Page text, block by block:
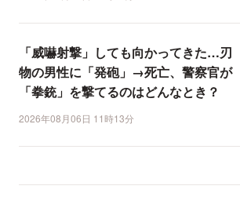
「威嚇射撃」しても向かってきた…刃
物の男性に「発砲」→死亡、警察官が
「拳銃」を撃てるのはどんなとき？
2026年08月06日 11時13分